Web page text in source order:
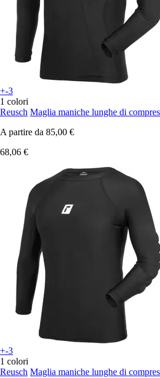
+-3
1 colori
Reusch Maglia maniche lunghe di
A partire da 85,00 €
68,06 €
+-3
1 colori
Reusch Maglia maniche lunghe di